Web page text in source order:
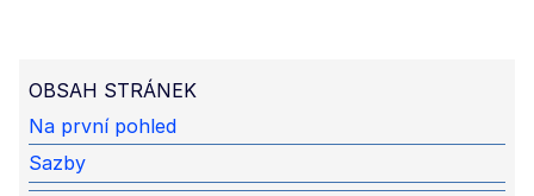
OBSAH STRÁNEK
Na první pohled
Sazby